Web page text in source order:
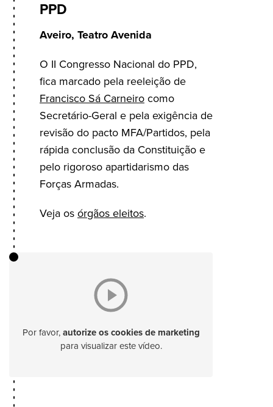
PPD
Aveiro, Teatro Avenida
O II Congresso Nacional do PPD,
fica marcado pela reeleição de
Francisco Sá Carneiro como
Secretário-Geral e pela exigência de
revisão do pacto MFA/Partidos, pela
rápida conclusão da Constituição e
pelo rigoroso apartidarismo das
Forças Armadas.
Veja os órgãos eleitos.
Por favor, autorize os cookies de marketing
para visualizar este vídeo.